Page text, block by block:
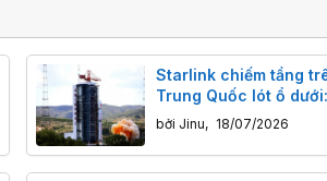
Starlink chiếm tầng
Trung Quốc lót ổ
thắng cuộc chiến vệ
bởi Jinu, 18/07/2026